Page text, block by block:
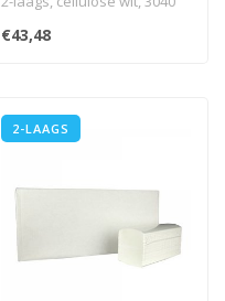
stuks
€43,48
2-LAAGS